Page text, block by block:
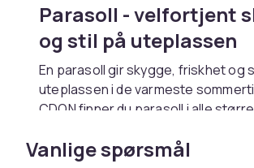
Parasoll - velfortjent
og stil på uteplassen
En parasoll gir skygge, friskhet og
uteplassen i de varmeste
CDON finner du parasoll i alle
En god parasoll beskytter mot
Vanlige spørsmål